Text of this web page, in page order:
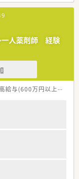
の募集となります。
フワークバランスを重
様はもちろんご家族に
グループの施設です。
に応じた細やかな医
と生活できるように支
様々な職種の方と
いができます。
一人薬剤師 経験
給与(600万円以上)